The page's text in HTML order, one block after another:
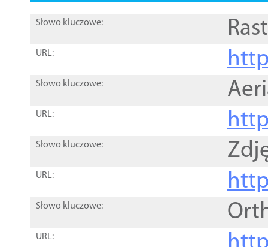
Słowo kluczowe:
URL:
Słowo kluczowe:
URL:
Słowo kluczowe:
URL:
Słowo kluczowe:
URL: